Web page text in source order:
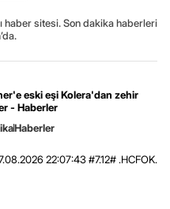
haber sitesi. Son dakika haberleri
eski eşi Kolera'dan zehir
- Haberler
Haberler
22:07:43 #7.12# .HCFOK.